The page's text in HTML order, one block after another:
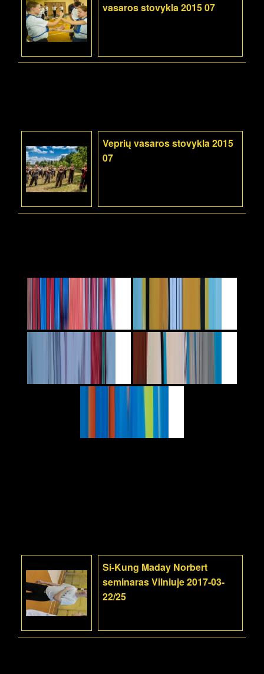
vasaros stovykla 2015 07
Veprių vasaros stovykla 2015
07
Si-Kung Maday Norbert
seminaras Vilniuje 2017-03-
22/25